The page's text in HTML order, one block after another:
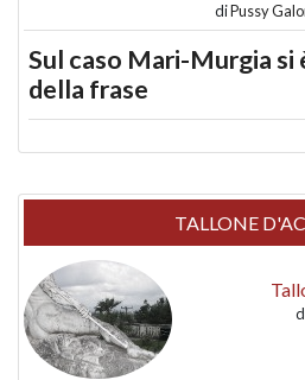
diPussy
Sul caso Mari-Murgia si
della frase
TALLONE